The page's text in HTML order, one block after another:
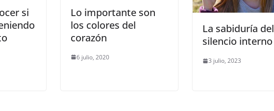
si
Lo importante son
los colores del
corazón
6 julio, 2020
La sabiduría del
silencio interno
3 julio, 2023